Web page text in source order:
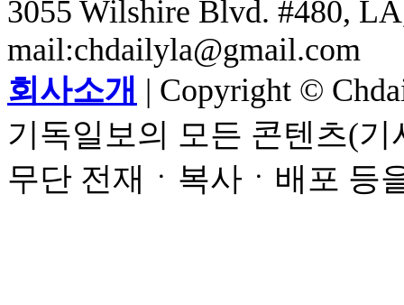
3055 Wilshire Blvd. #480,
mail:chdailyla@gmail.com
회사소개 | Copyright ©
기독일보의 모든 콘텐츠(
무단 전재ㆍ복사ㆍ배포 등